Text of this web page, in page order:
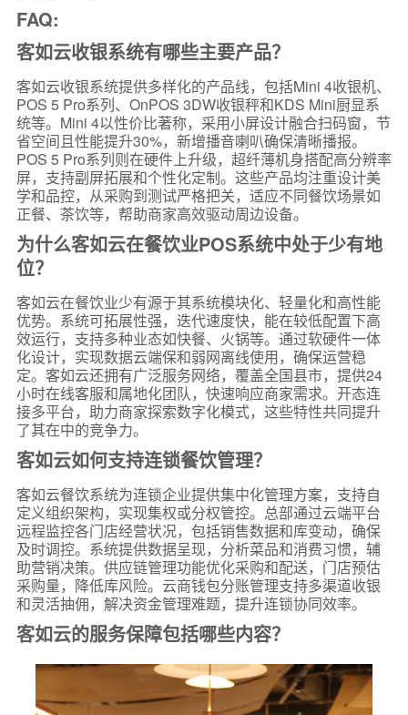
FAQ:
客如云收银系统有哪些主要产品？
客如云收银系统提供多样化的产品线，包括Mini 4收银机、
POS 5 Pro系列、OnPOS 3DW收银秤和KDS Mini厨显系
统等。Mini 4以性价比著称，采用小屏设计融合扫码窗，节
省空间且性能提升30%，新增播音喇叭确保清晰播报。
POS 5 Pro系列则在硬件上升级，超纤薄机身搭配高分辨率
屏，支持副屏拓展和个性化定制。这些产品均注重设计美
学和品控，从采购到测试严格把关，适应不同餐饮场景如
正餐、茶饮等，帮助商家高效驱动周边设备。
为什么客如云在餐饮业POS系统中处于少有地
位？
客如云在餐饮业少有源于其系统模块化、轻量化和高性能
优势。系统可拓展性强，迭代速度快，能在较低配置下高
效运行，支持多种业态如快餐、火锅等。通过软硬件一体
化设计，实现数据云端保和弱网离线使用，确保运营稳
定。客如云还拥有广泛服务网络，覆盖全国县市，提供24
小时在线客服和属地化团队，快速响应商家需求。开态连
接多平台，助力商家探索数字化模式，这些特性共同提升
了其在中的竞争力。
客如云如何支持连锁餐饮管理？
客如云餐饮系统为连锁企业提供集中化管理方案，支持自
定义组织架构，实现集权或分权管控。总部通过云端平台
远程监控各门店经营状况，包括销售数据和库变动，确保
及时调控。系统提供数据呈现，分析菜品和消费习惯，辅
助营销决策。供应链管理功能优化采购和配送，门店预估
采购量，降低库风险。云商钱包分账管理支持多渠道收银
和灵活抽佣，解决资金管理难题，提升连锁协同效率。
客如云的服务保障包括哪些内容？